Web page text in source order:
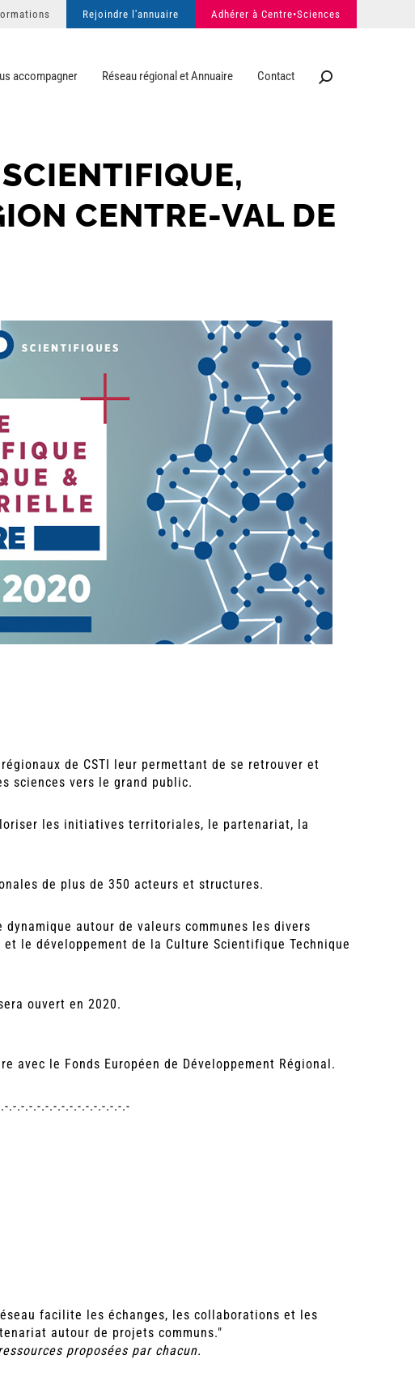
accompagner Réseau régional et Annuaire Contact
Rejoindre l'annuaire Adhérer à Centre•Sciences
CENTRE-VAL DE
de CSTI leur permettant de se retrouver et
sciences vers le grand public.
les initiatives territoriales, le partenariat, la
de plus de 350 acteurs et structures.
autour de valeurs communes les divers
le développement de la Culture Scientifique Technique
ouvert en 2020.
avec le Fonds Européen de Développement Régional.
.-.-.-.-.-.-.-.-.-.-.-.-.-.-.-
facilite les échanges, les collaborations et les
autour de projets communs."
proposées par chacun.